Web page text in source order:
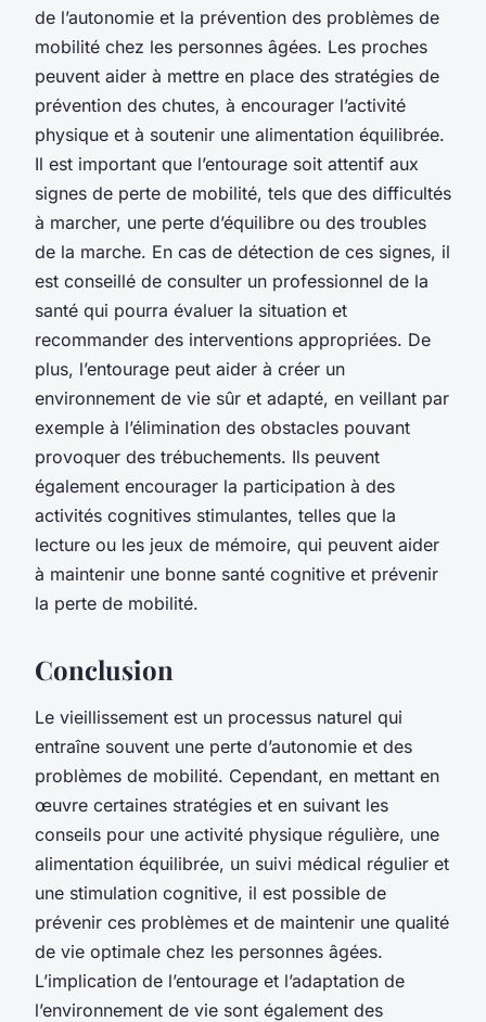
de l’autonomie et la prévention des problèmes de
mobilité chez les personnes âgées. Les proches
peuvent aider à mettre en place des stratégies de
prévention des chutes, à encourager l’activité
physique et à soutenir une alimentation équilibrée.
Il est important que l’entourage soit attentif aux
signes de perte de mobilité, tels que des difficultés
à marcher, une perte d’équilibre ou des troubles
de la marche. En cas de détection de ces signes, il
est conseillé de consulter un professionnel de la
santé qui pourra évaluer la situation et
recommander des interventions appropriées. De
plus, l’entourage peut aider à créer un
environnement de vie sûr et adapté, en veillant par
exemple à l’élimination des obstacles pouvant
provoquer des trébuchements. Ils peuvent
également encourager la participation à des
activités cognitives stimulantes, telles que la
lecture ou les jeux de mémoire, qui peuvent aider
à maintenir une bonne santé cognitive et prévenir
la perte de mobilité.
Conclusion
Le vieillissement est un processus naturel qui
entraîne souvent une perte d’autonomie et des
problèmes de mobilité. Cependant, en mettant en
œuvre certaines stratégies et en suivant les
conseils pour une activité physique régulière, une
alimentation équilibrée, un suivi médical régulier et
une stimulation cognitive, il est possible de
prévenir ces problèmes et de maintenir une qualité
de vie optimale chez les personnes âgées.
L’implication de l’entourage et l’adaptation de
l’environnement de vie sont également des